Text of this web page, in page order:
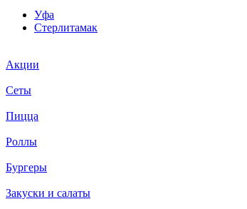
Уфа
Стерлитамак
Акции
Сеты
Пицца
Роллы
Бургеры
Закуски и салаты